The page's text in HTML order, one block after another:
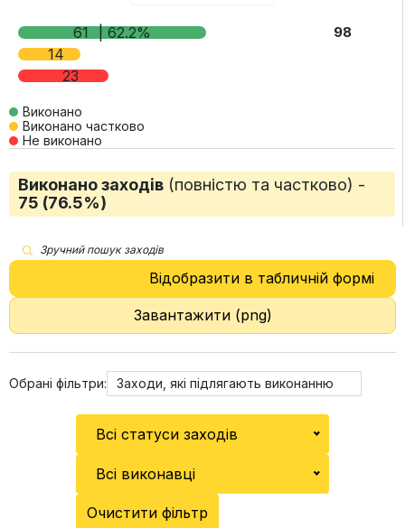
61
| 62.2%
14
23
98
Виконано
Виконано частково
Не виконано
Виконано заходів (повністю та частково) -
75 (76.5%)
Зручний пошук заходів
Відобразити в табличній формі
Завантажити (png)
Обрані фільтри: Заходи, які підлягають виконанню
Всі статуси заходів
Всі виконавці
Очистити фільтр